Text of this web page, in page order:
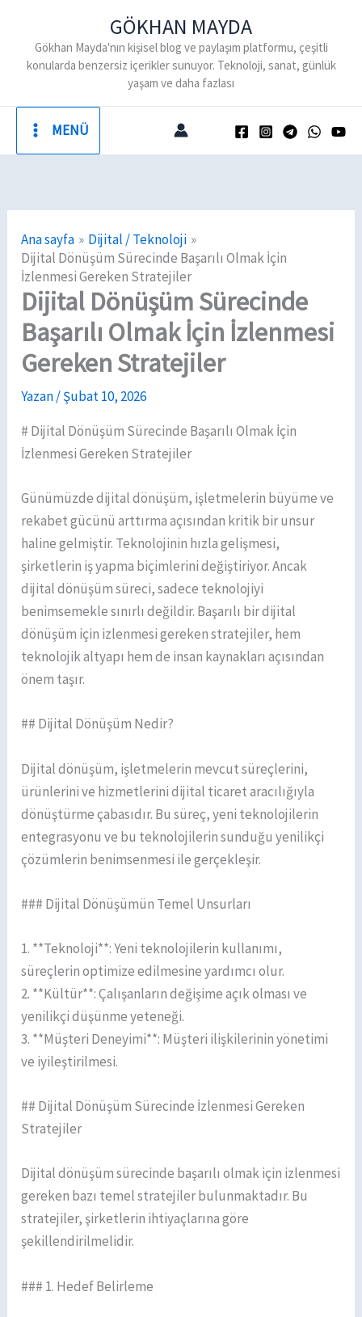
GÖKHAN MAYDA
Gökhan Mayda'nın kişisel blog ve paylaşım platformu, çeşitli
konularda benzersiz içerikler sunuyor. Teknoloji, sanat, günlük
yaşam ve daha fazlası
MENÜ
Ana sayfa
Dijital / Teknoloji
Dijital Dönüşüm Sürecinde Başarılı Olmak İçin
İzlenmesi Gereken Stratejiler
Dijital Dönüşüm Sürecinde
Başarılı Olmak İçin İzlenmesi
Gereken Stratejiler
Yazan/Şubat 10, 2026
# Dijital Dönüşüm Sürecinde Başarılı Olmak İçin
İzlenmesi Gereken Stratejiler
Günümüzde dijital dönüşüm, işletmelerin büyüme ve
rekabet gücünü arttırma açısından kritik bir unsur
haline gelmiştir. Teknolojinin hızla gelişmesi,
şirketlerin iş yapma biçimlerini değiştiriyor. Ancak
dijital dönüşüm süreci, sadece teknolojiyi
benimsemekle sınırlı değildir. Başarılı bir dijital
dönüşüm için izlenmesi gereken stratejiler, hem
teknolojik altyapı hem de insan kaynakları açısından
önem taşır.
## Dijital Dönüşüm Nedir?
Dijital dönüşüm, işletmelerin mevcut süreçlerini,
ürünlerini ve hizmetlerini dijital ticaret aracılığıyla
dönüştürme çabasıdır. Bu süreç, yeni teknolojilerin
entegrasyonu ve bu teknolojilerin sunduğu yenilikçi
çözümlerin benimsenmesi ile gerçekleşir.
### Dijital Dönüşümün Temel Unsurları
1. **Teknoloji**: Yeni teknolojilerin kullanımı,
süreçlerin optimize edilmesine yardımcı olur.
2. **Kültür**: Çalışanların değişime açık olması ve
yenilikçi düşünme yeteneği.
3. **Müşteri Deneyimi**: Müşteri ilişkilerinin yönetimi
ve iyileştirilmesi.
## Dijital Dönüşüm Sürecinde İzlenmesi Gereken
Stratejiler
Dijital dönüşüm sürecinde başarılı olmak için izlenmesi
gereken bazı temel stratejiler bulunmaktadır. Bu
stratejiler, şirketlerin ihtiyaçlarına göre
şekillendirilmelidir.
### 1. Hedef Belirleme